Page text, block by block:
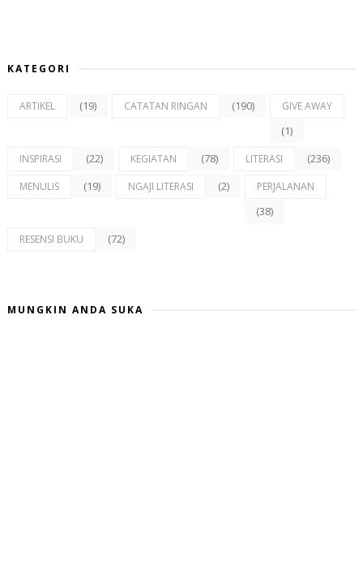
KATEGORI
ARTIKEL (19) CATATAN RINGAN (190) GIVE AWAY
(1)
INSPIRASI (22) KEGIATAN (78) LITERASI (236)
MENULIS (19) NGAJI LITERASI (2) PERJALANAN
(38)
RESENSI BUKU (72)
MUNGKIN ANDA SUKA